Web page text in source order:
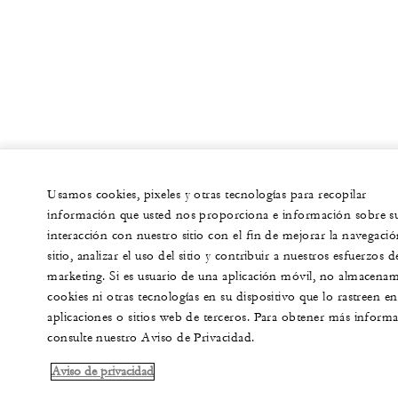
Usamos cookies, pixeles y otras tecnologías para recopilar
información que usted nos proporciona e información sobre
interacción con nuestro sitio con el fin de mejorar la
sitio, analizar el uso del sitio y contribuir a nuestros esfuerzos
marketing. Si es usuario de una aplicación móvil, no
cookies ni otras tecnologías en su dispositivo que lo rastreen en
aplicaciones o sitios web de terceros. Para obtener más
consulte nuestro Aviso de Privacidad.
Aviso de privacidad